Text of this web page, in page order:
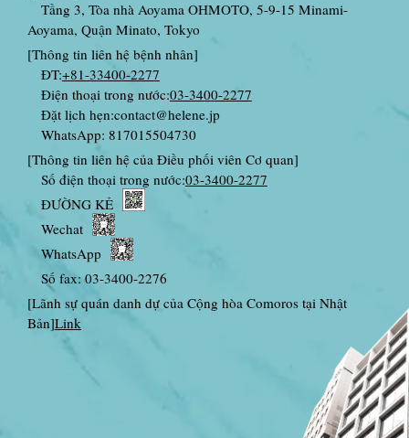
Tầng 3, Tòa nhà Aoyama OHMOTO, 5-9-15 Minami-
Aoyama, Quận Minato, Tokyo
[Thông tin liên hệ bệnh nhân]
ĐT:+81-33400-2277
Điện thoại trong nước:03-3400-2277
Đặt lịch hẹn:contact@helene.jp
WhatsApp: 817015504730
[Thông tin liên hệ của Điều phối viên Cơ quan]
Số điện thoại trong nước:03-3400-2277
ĐƯỜNG KẺ
Wechat
WhatsApp
Số fax: 03-3400-2276
[Lãnh sự quán danh dự của Cộng hòa Comoros tại Nhật
Bản]Link